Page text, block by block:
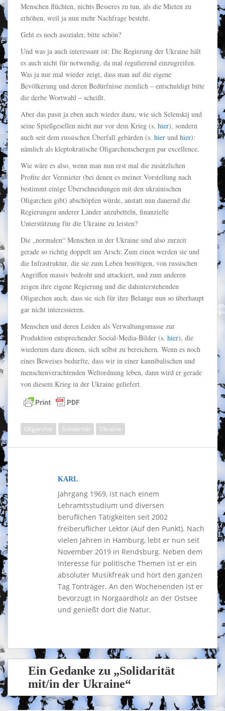
Menschen flüchten, nichts Besseres zu tun, als die Mieten zu
erhöhen, weil ja nun mehr Nachfrage besteht.
Geht es noch asozialer, bitte schön?
Und was ja auch interessant ist: Die Regierung der Ukraine hält
es auch nicht für notwendig, da mal regulierend einzugreifen.
Was ja nur mal wieder zeigt, dass man auf die eigene
Bevölkerung und deren Bedürfnisse ziemlich – entschuldigt bitte
die derbe Wortwahl – scheißt.
Aber das passt ja eben auch wieder dazu, wie sich Selenskij und
seine Spießgesellen nicht nur vor dem Krieg (s. hier), sondern
auch seit dem russischen Überfall gebärden (s. hier und hier):
nämlich als kleptokratische Oligarchenschergen par excellence.
Wie wäre es also, wenn man nun erst mal die zusätzlichen
Profite der Vermieter (bei denen es meiner Vorstellung nach
bestimmt einige Überschneidungen mit den ukrainischen
Oligarchen gibt) abschöpfen würde, anstatt nun dauernd die
Regierungen anderer Länder anzubetteln, finanzielle
Unterstützung für die Ukraine zu leisten?
Die „normalen“ Menschen in der Ukraine sind also zurzeit
gerade so richtig doppelt am Arsch: Zum einen werden sie und
die Infrastruktur, die sie zum Leben benötigen, von russischen
Angriffen massiv bedroht und attackiert, und zum anderen
zeigen ihre eigene Regierung und die dahinterstehenden
Oligarchen auch, dass sie sich für ihre Belange nun so überhaupt
gar nicht interessieren.
Menschen und deren Leiden als Verwaltungsmasse zur
Produktion entsprechender Social-Media-Bilder (s. hier), die
wiederum dazu dienen, sich selbst zu bereichern. Wenn es noch
eines Beweises bedurfte, dass wir in einer kannibalischen und
menschenverachtenden Weltordnung leben, dann wird er gerade
von diesem Krieg in der Ukraine geliefert.
Oligarchie Solidarität Ukraine
KARL
Jahrgang 1969, ist nach einem
Lehramtsstudium und diversen
beruflichen Tätigkeiten seit 2002
freiberuflicher Lektor (Auf den Punkt). Nach
vielen Jahren in Hamburg, lebt er nun seit
November 2019 in Rendsburg. Neben dem
Interesse für politische Themen ist er ein
absoluter Musikfreak und hört den ganzen
Tag Tonträger. An den Wochenenden ist er
bevorzugt in Norgaardholz an der Ostsee
und genießt dort die Natur.
Ein Gedanke zu „Solidarität
mit/in der Ukraine“